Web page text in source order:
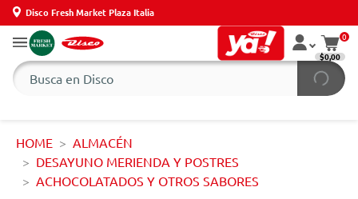
Disco Fresh Market Plaza Italia
0
$0,00
HOME
ALMACÉN
DESAYUNO MERIENDA Y POSTRES
ACHOCOLATADOS Y OTROS SABORES